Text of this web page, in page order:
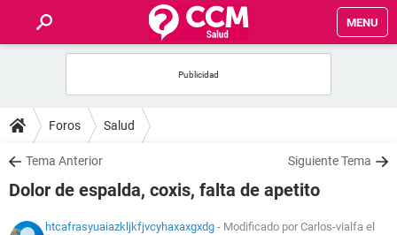
MENU
FOROS
SALUD
Foros Salud
Tema Anterior Siguiente Tema
Dolor de espalda, coxis, falta de apetito
htcafrasyuaiazkljkfjvcyhaxaxgxdg - Modificado por Carlos-vialfa el